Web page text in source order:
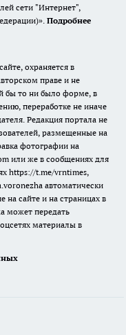
сети "Интернет",
Подробнее
охраняется в
праве и не
бы то ни было форме, в
переработке не иначе
Редакция портала не
размещенные на
фотографии на
или же в сообщениях для
https://t.me/vrntimes,
автоматически
на сайте и на страницах в
может передать
материалы в